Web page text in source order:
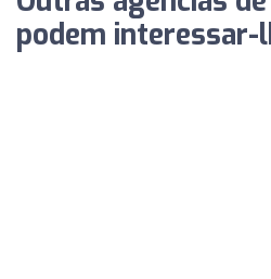
podem interessar-